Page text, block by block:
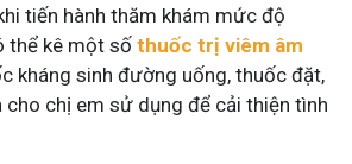
tiến hành thăm khám mức độ
thể kê một số thuốc trị viêm âm
kháng sinh đường uống, thuốc đặt,
chị em sử dụng để cải thiện tình